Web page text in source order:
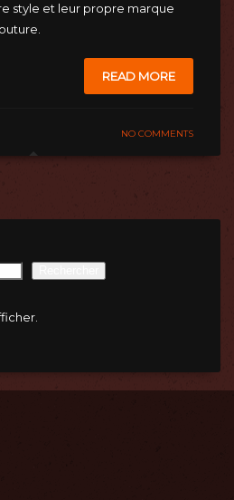
style et leur propre marque
READ MORE
NO COMMENTS